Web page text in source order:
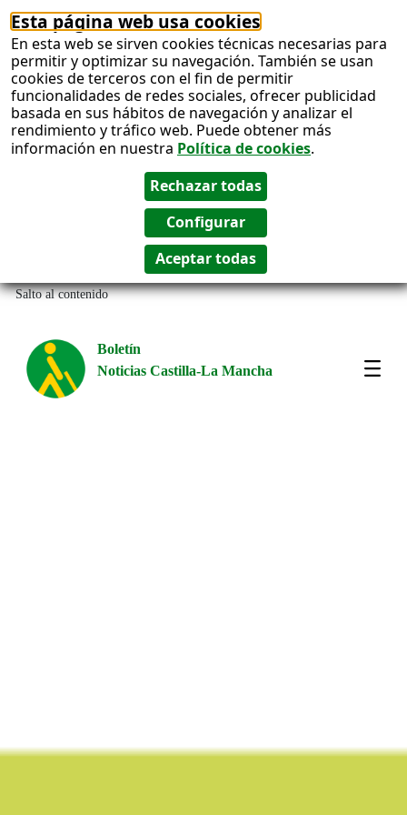
Esta página web usa cookies
En esta web se sirven cookies técnicas necesarias para
permitir y optimizar su navegación. También se usan
cookies de terceros con el fin de permitir
funcionalidades de redes sociales, ofrecer publicidad
basada en sus hábitos de navegación y analizar el
rendimiento y tráfico web. Puede obtener más
información en nuestra Política de cookies.
Salto al contenido
Boletín
Noticias Castilla-La Mancha